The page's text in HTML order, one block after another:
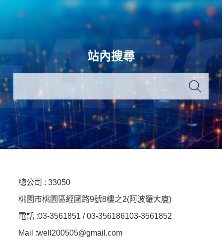
站內搜尋
總公司 : 33050
桃園市桃園區經國路9號8樓之2(阿波羅大廈)
電話 :03-3561851 / 03-356186103-3561852
Mail :well200505@gmail.com